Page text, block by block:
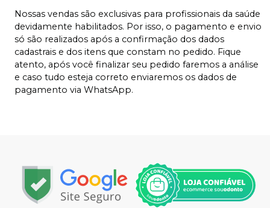
Nossas vendas são exclusivas para profissionais da saúde
devidamente habilitados. Por isso, o pagamento e envio
só são realizados após a confirmação dos dados
cadastrais e dos itens que constam no pedido. Fique
atento, após você finalizar seu pedido faremos a análise
e caso tudo esteja correto enviaremos os dados de
pagamento via WhatsApp.